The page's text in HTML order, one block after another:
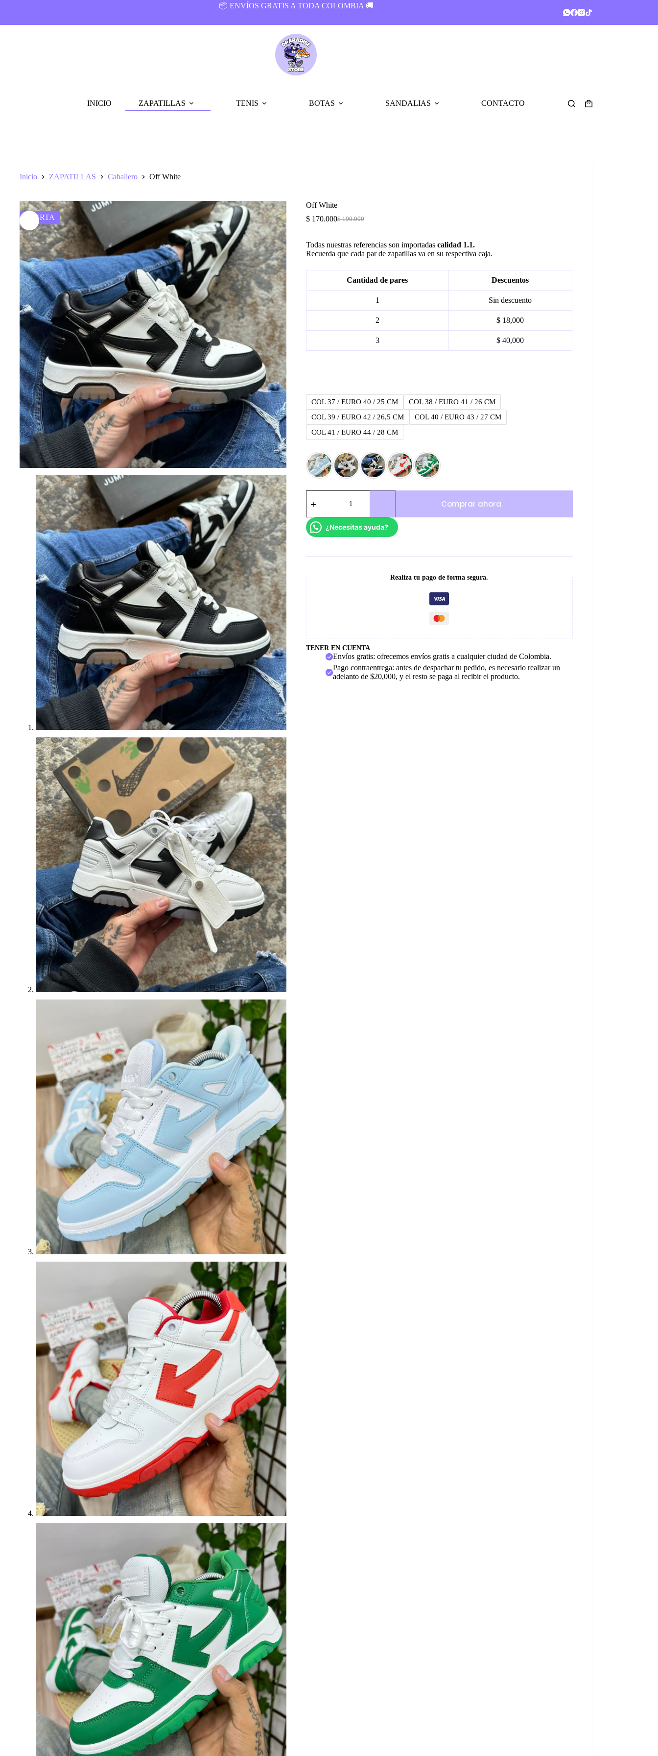
📦 ENVÍOS GRATIS A TODA COLOMBIA 🚚
INICIO ZAPATILLAS TENIS BOTAS SANDALIAS CONTACTO
Shopping
Inicio ZAPATILLAS Caballero Off White
OFERTA
Off White
$190.000
Original
$ 190.000.
$170.000Current
$ 170.000.
Todas nuestras referencias son importadas calidad 1.1.
Recuerda que cada par de zapatillas va en su respectiva caja.
Cantidad de pares Descuentos
1 Sin descuento
2 $ 18,000
3 $ 40,000
COL 37 / EURO 40 / 25 CM
COL 38 / EURO 41 / 26 CM
COL 39 / EURO 42 / 26,5 CM
COL 40 / EURO 43 / 27 CM
COL 41 / EURO 44 / 28 CM
White
Comprar ahora
¿Necesitas ayuda?
Realiza tu pago de forma segura.
TENER EN CUENTA
Envíos gratis: ofrecemos envíos gratis a cualquier ciudad de Colombia.
Pago contraentrega: antes de despachar tu pedido, es necesario realizar un
adelanto de $20,000, y el resto se paga al recibir el producto.